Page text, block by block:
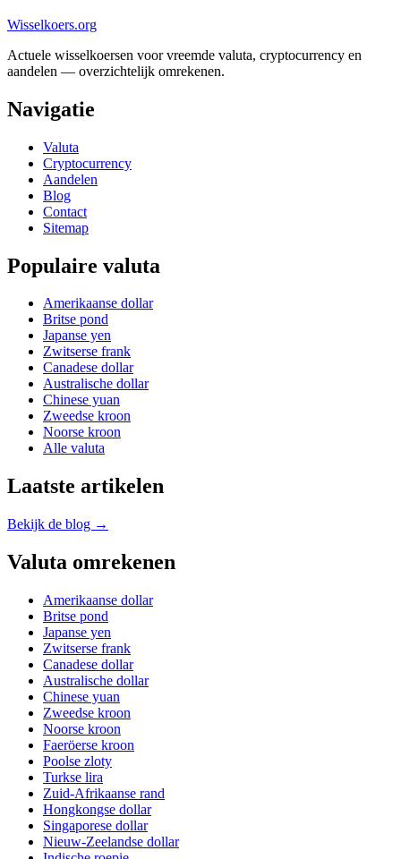
Wisselkoers.org
Actuele wisselkoersen voor vreemde valuta, cryptocurrency en
aandelen — overzichtelijk omrekenen.
Navigatie
Valuta
Cryptocurrency
Aandelen
Blog
Contact
Sitemap
Populaire valuta
Amerikaanse dollar
Britse pond
Japanse yen
Zwitserse frank
Canadese dollar
Australische dollar
Chinese yuan
Zweedse kroon
Noorse kroon
Alle valuta
Laatste artikelen
Bekijk de blog →
Valuta omrekenen
Amerikaanse dollar
Britse pond
Japanse yen
Zwitserse frank
Canadese dollar
Australische dollar
Chinese yuan
Zweedse kroon
Noorse kroon
Faeröerse kroon
Poolse zloty
Turkse lira
Zuid-Afrikaanse rand
Hongkongse dollar
Singaporese dollar
Nieuw-Zeelandse dollar